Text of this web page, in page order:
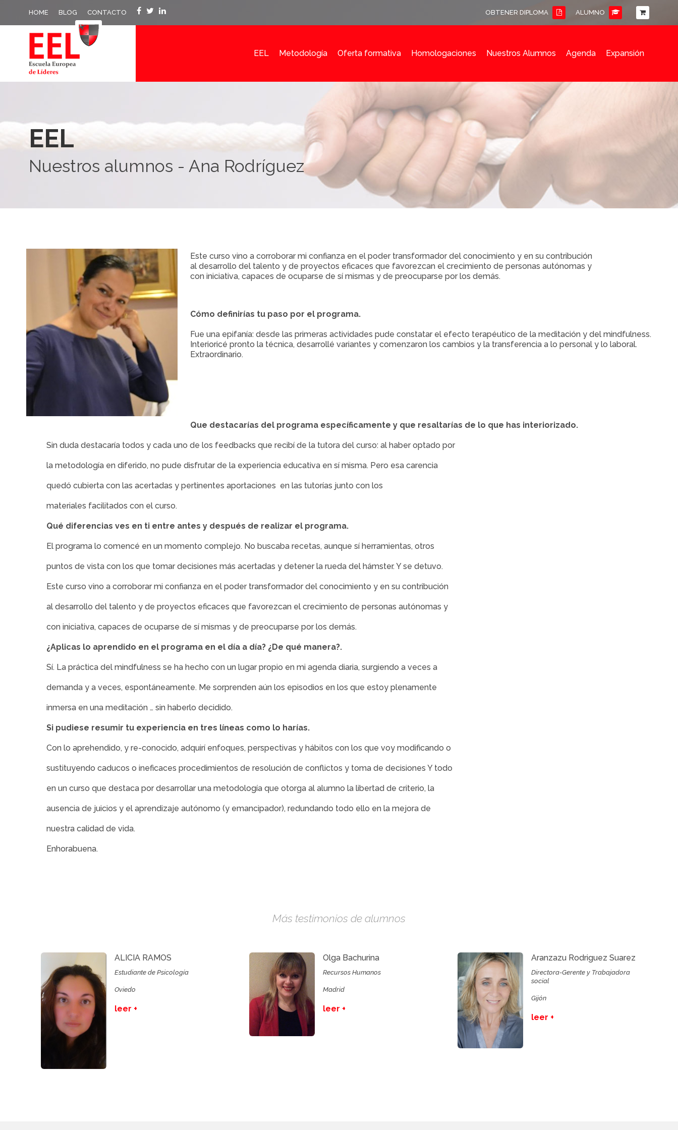
HOME BLOG CONTACTO OBTENER DIPLOMA ALUMNO
EEL Metodología Oferta formativa Homologaciones Nuestros Alumnos Agenda Expansión
EEL
Nuestros alumnos - Ana Rodríguez
Este curso vino a corroborar mi confianza en el poder transformador del conocimiento y en su contribución
al desarrollo del talento y de proyectos eficaces que favorezcan el crecimiento de personas autónomas y
con iniciativa, capaces de ocuparse de sí mismas y de preocuparse por los demás.
Cómo definirías tu paso por el programa.
Fue una epifanía: desde las primeras actividades pude constatar el efecto terapéutico de la meditación y del mindfulness.
Interioricé pronto la técnica, desarrollé variantes y comenzaron los cambios y la transferencia a lo personal y lo laboral.
Extraordinario.
Que destacarías del programa específicamente y que resaltarías de lo que has interiorizado.
Sin duda destacaría todos y cada uno de los feedbacks que recibí de la tutora del curso: al haber optado por
la metodología en diferido, no pude disfrutar de la experiencia educativa en sí misma. Pero esa carencia
quedó cubierta con las acertadas y pertinentes aportaciones en las tutorías junto con los
materiales facilitados con el curso.
Qué diferencias ves en ti entre antes y después de realizar el programa.
El programa lo comencé en un momento complejo. No buscaba recetas, aunque sí herramientas, otros
puntos de vista con los que tomar decisiones más acertadas y detener la rueda del hámster. Y se detuvo.
Este curso vino a corroborar mi confianza en el poder transformador del conocimiento y en su contribución
al desarrollo del talento y de proyectos eficaces que favorezcan el crecimiento de personas autónomas y
con iniciativa, capaces de ocuparse de sí mismas y de preocuparse por los demás.
¿Aplicas lo aprendido en el programa en el día a día? ¿De qué manera?.
Sí. La práctica del mindfulness se ha hecho con un lugar propio en mi agenda diaria, surgiendo a veces a
demanda y a veces, espontáneamente. Me sorprenden aún los episodios en los que estoy plenamente
inmersa en una meditación … sin haberlo decidido.
Si pudiese resumir tu experiencia en tres líneas como lo harías.
Con lo aprehendido, y re-conocido, adquirí enfoques, perspectivas y hábitos con los que voy modificando o
sustituyendo caducos o ineficaces procedimientos de resolución de conflictos y toma de decisiones Y todo
en un curso que destaca por desarrollar una metodología que otorga al alumno la libertad de criterio, la
ausencia de juicios y el aprendizaje autónomo (y emancipador), redundando todo ello en la mejora de
nuestra calidad de vida.
Enhorabuena.
Más testimonios de alumnos
ALICIA RAMOS
Estudiante de Psicología
Oviedo
leer +
Olga Bachurina
Recursos Humanos
Madrid
leer +
Aranzazu Rodriguez Suarez
Directora-Gerente y Trabajadora
social
Gijón
leer +